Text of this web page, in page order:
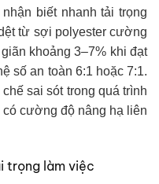
biết nhanh tải trọng
từ sợi polyester cường
khoảng 3–7% khi đạt
số an toàn 6:1 hoặc 7:1.
sai sót trong quá trình
cường độ nâng hạ liên
trọng làm việc